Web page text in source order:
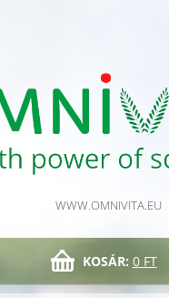
WWW.OMNIVITA.EU
KOSÁR: 0 FT